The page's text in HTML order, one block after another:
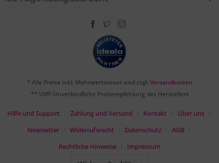
* Alle Preise inkl. Mehrwertsteuer und zzgl. Versandkosten
** UVP: Unverbindliche Preisempfehlung des Herstellers
Hilfe und Support Zahlung und Versand Kontakt
Über uns
Newsletter
Widerrufsrecht Datenschutz
AGB
Rechtliche Hinweise
Impressum